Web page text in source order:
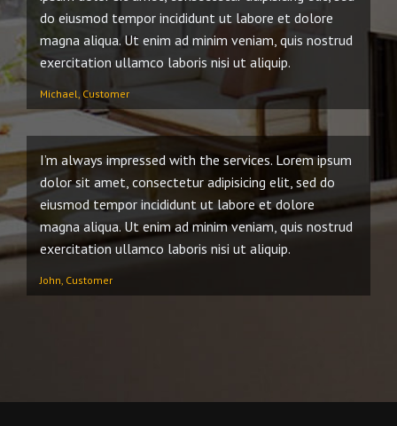
do eiusmod tempor incididunt ut labore et dolore
magna aliqua. Ut enim ad minim veniam, quis nostrud
exercitation ullamco laboris nisi ut aliquip.
Michael, Customer
I’m always impressed with the services. Lorem ipsum
dolor sit amet, consectetur adipisicing elit, sed do
eiusmod tempor incididunt ut labore et dolore
magna aliqua. Ut enim ad minim veniam, quis nostrud
exercitation ullamco laboris nisi ut aliquip.
John, Customer